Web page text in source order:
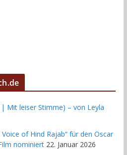
Mit leiser Stimme) – von Leyla
of Hind Rajab“ für den Oscar
nominiert 22. Januar 2026